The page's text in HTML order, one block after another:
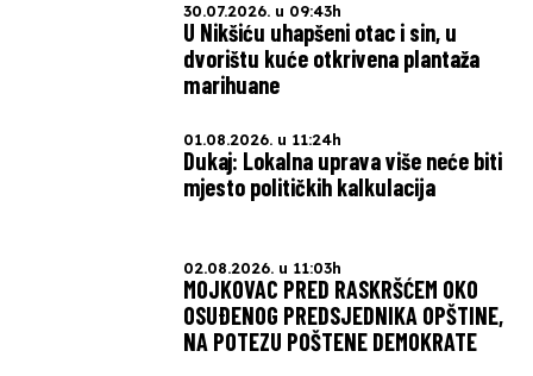
30.07.2026. u 09:43h
U Nikšiću uhapšeni otac i sin, u
dvorištu kuće otkrivena plantaža
marihuane
01.08.2026. u 11:24h
Dukaj: Lokalna uprava više neće biti
mjesto političkih kalkulacija
02.08.2026. u 11:03h
MOJKOVAC PRED RASKRŠĆEM OKO
OSUÐENOG PREDSJEDNIKA OPŠTINE,
NA POTEZU POŠTENE DEMOKRATE